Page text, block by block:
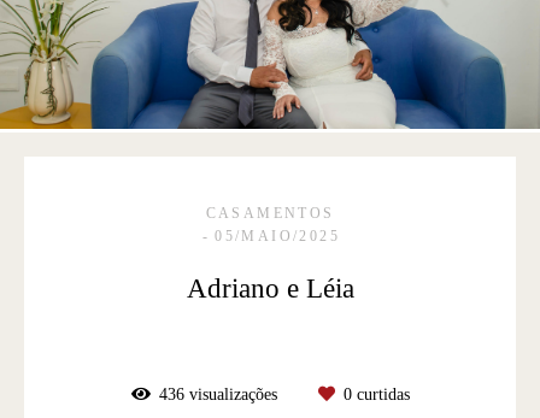
CASAMENTOS
05/MAIO/2025
Adriano e Léia
436visualizações 0curtidas